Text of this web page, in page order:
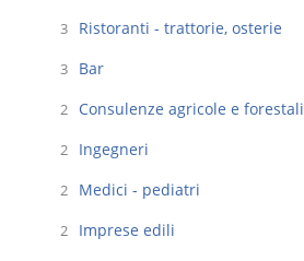
3 Ristoranti - trattorie, osterie
3 Bar
2 Consulenze agricole e forestali
2 Ingegneri
2 Medici - pediatri
2 Imprese edili